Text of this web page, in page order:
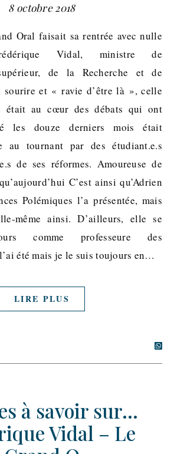
8 octobre 2018
Vidal, ministre de
de la Recherche et de
sourire et « ravie d’être là », celle
était au cœur des débats qui ont
les douze derniers mois était
au tournant par des étudiant.e.s
de ses réformes. Amoureuse de
C’est ainsi qu’Adrien
Polémiques l’a présentée, mais
même ainsi. D’ailleurs, elle se
comme professeure des
été mais je le suis toujours en…
LIRE PLUS
à savoir sur…
Vidal – Le